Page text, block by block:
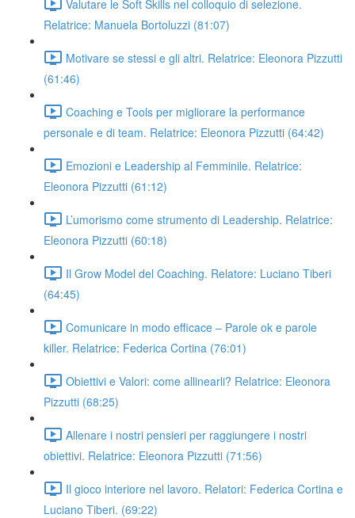
Valutare le Soft Skills nel colloquio di selezione.
Relatrice: Manuela Bortoluzzi (81:07)
Motivare se stessi e gli altri. Relatrice: Eleonora Pizzutti
(61:46)
Coaching e Tools per migliorare la performance
personale e di team. Relatrice: Eleonora Pizzutti (64:42)
Emozioni e Leadership al Femminile. Relatrice:
Eleonora Pizzutti (61:12)
L’umorismo come strumento di Leadership. Relatrice:
Eleonora Pizzutti (60:18)
Il Grow Model del Coaching. Relatore: Luciano Tiberi
(64:45)
Comunicare in modo efficace – Parole ok e parole
killer. Relatrice: Federica Cortina (76:01)
Obiettivi e Valori: come allinearli? Relatrice: Eleonora
Pizzutti (68:25)
Allenare i nostri pensieri per raggiungere i nostri
obiettivi. Relatrice: Eleonora Pizzutti (71:56)
Il gioco interiore nel lavoro. Relatori: Federica Cortina e
Luciano Tiberi. (69:22)